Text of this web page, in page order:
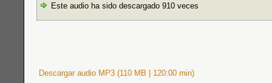
Este audio ha sido descargado 910 veces
Descargar audio MP3 (110 MB | 120:00 min)